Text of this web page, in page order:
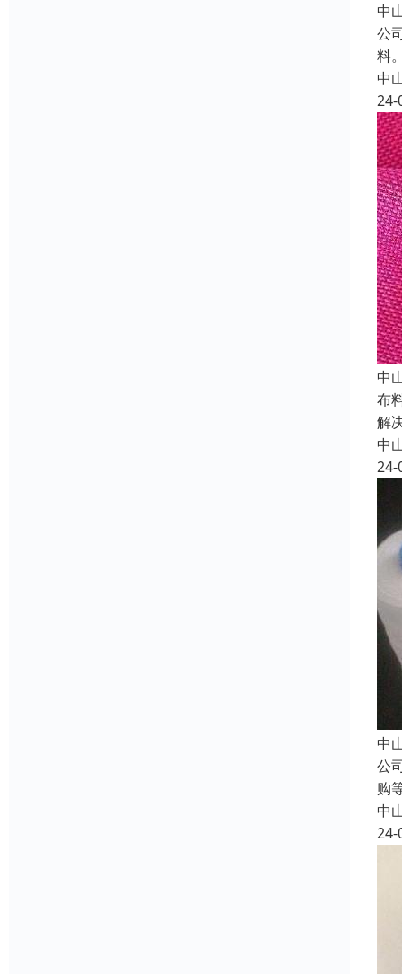
中
公
料
中
24-
中
布
解
中
24-
中
公
购
中
24-